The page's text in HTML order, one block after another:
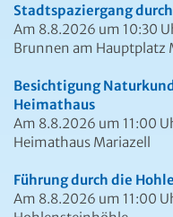
Stadtspaziergang
Am 8.8.2026 um 10:30
Brunnen am Hauptplatz
Besichtigung
Heimathaus
Am 8.8.2026 um 11:00
Heimathaus Mariazell
Führung durch die
Am 8.8.2026 um 11:00